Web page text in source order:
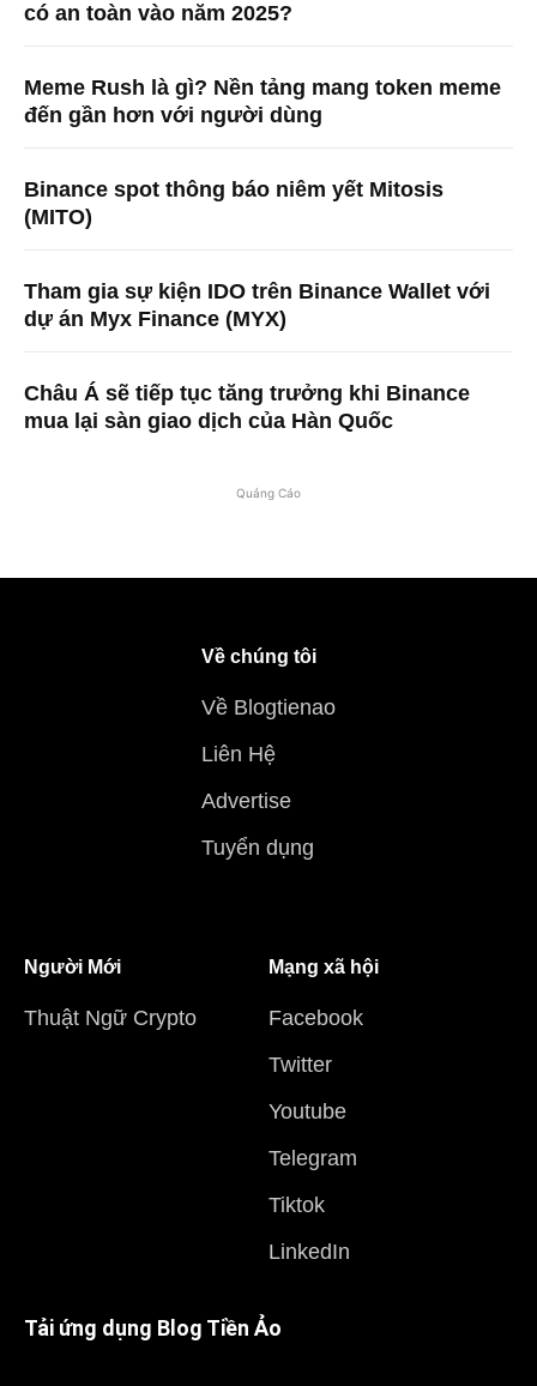
có an toàn vào năm 2025?
Meme Rush là gì? Nền tảng mang token meme
đến gần hơn với người dùng
Binance spot thông báo niêm yết Mitosis
(MITO)
Tham gia sự kiện IDO trên Binance Wallet với
dự án Myx Finance (MYX)
Châu Á sẽ tiếp tục tăng trưởng khi Binance
mua lại sàn giao dịch của Hàn Quốc
Quảng Cáo
Về chúng tôi
Về Blogtienao
Liên Hệ
Advertise
Tuyển dụng
Người Mới
Thuật Ngữ Crypto
Mạng xã hội
Facebook
Twitter
Youtube
Telegram
Tiktok
LinkedIn
Tải ứng dụng Blog Tiền Ảo